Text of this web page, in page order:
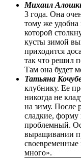
Михаил
3 года. Она
тому же удобна
которой
кусты зимой
приходится
так что решил
Там она будет
Татьяна
клубнику. Ее
никогда не
на зиму. После
сладкие,
проблемный.
выращивании
своевременные
много».